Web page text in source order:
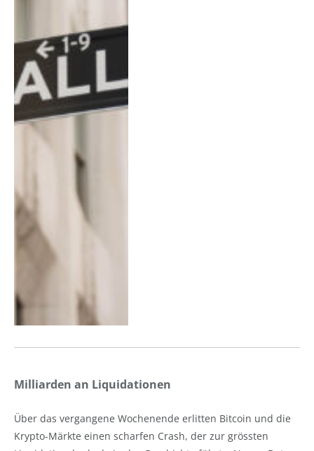
Milliarden an Liquidationen
Über das vergangene Wochenende erlitten Bitcoin und die
Krypto-Märkte einen scharfen Crash, der zur grössten